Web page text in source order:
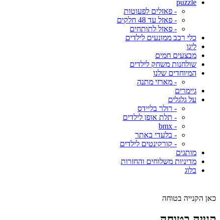
puzzle
- פאזלים לפעוטות
- פאזל עד 48 חלקים
- פאזל לתותחים
כלי רכב ממונעים לילדים
ליגו
מבצעים חמים
שולחנות משחק לילדים
המיוחדים שלנו
- מארזי מתנה
גיימרים
על גלגלים
- רולר בליידס
- תלת אופן לילדים
- bmx
- בלעדי באתר
- קורקינטים לילדים
מותגים
מדיניות משלוחים והחזרות
בלוג
כאן הקנייה בטוחה